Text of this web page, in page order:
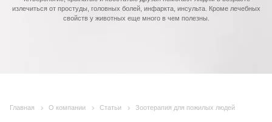
излечиться от простуды, головных болей, инфаркта, инсульта. Кроме лечебных
свойств у животных еще много в чем полезны.
Главная О компании Статьи Зоотерапия для пожилых людей